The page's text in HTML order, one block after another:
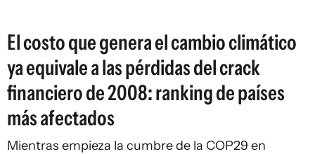
El costo que genera el cambio climático
ya equivale a las pérdidas del crack
financiero de 2008: ranking de países
más afectados
Mientras empieza la cumbre de la COP29 en